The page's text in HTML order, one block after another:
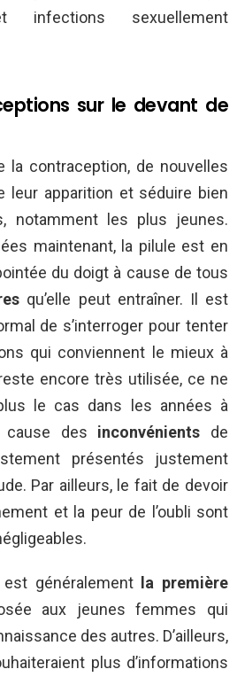
sexuellement
sur le devant de
la contraception, de nouvelles
leur apparition et séduire bien
notamment les plus jeunes.
maintenant, la pilule est en
du doigt à cause de tous
qu’elle peut entraîner. Il est
de s’interroger pour tenter
qui conviennent le mieux à
encore très utilisée, ce ne
le cas dans les années à
cause des inconvénients de
présentés justement
Par ailleurs, le fait de devoir
et la peur de l’oubli sont
généralement
la première
aux jeunes femmes qui
des autres. D’ailleurs,
plus d’informations